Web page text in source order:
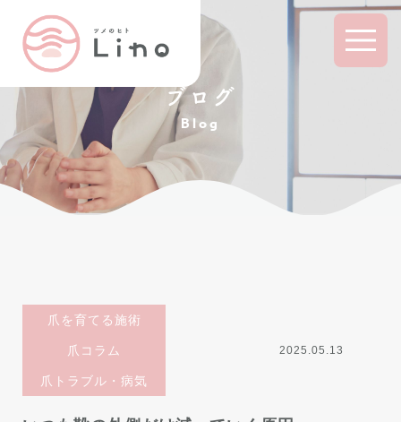
ブログ
Blog
爪を育てる施術
爪コラム
爪トラブル・病気
2025.05.13